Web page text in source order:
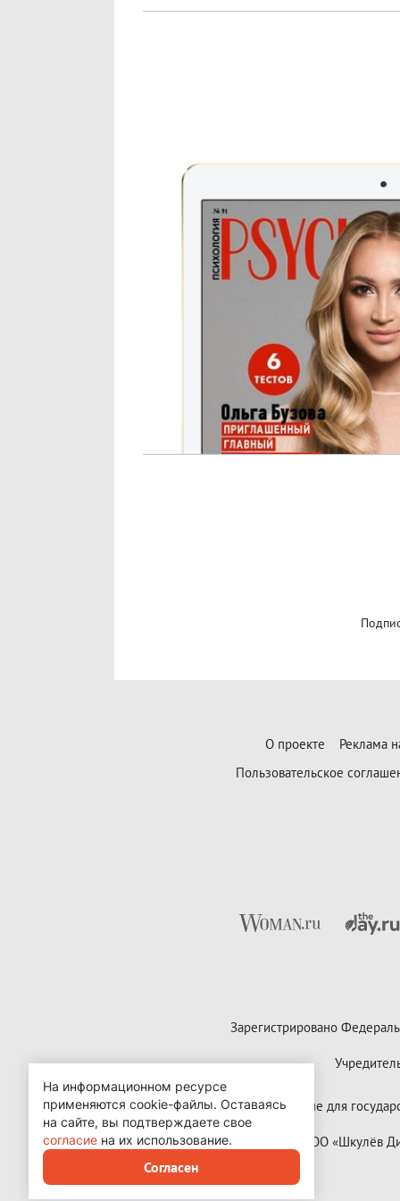
О проекте
Реклама
Пользовательское
Зарегистрировано
Контактные данные для
Copyright (с) ООО «Шкулёв
На информационном ресурсе
применяются cookie-файлы. Оставаясь
на сайте, вы подтверждаете свое
согласие на их использование.
Согласен